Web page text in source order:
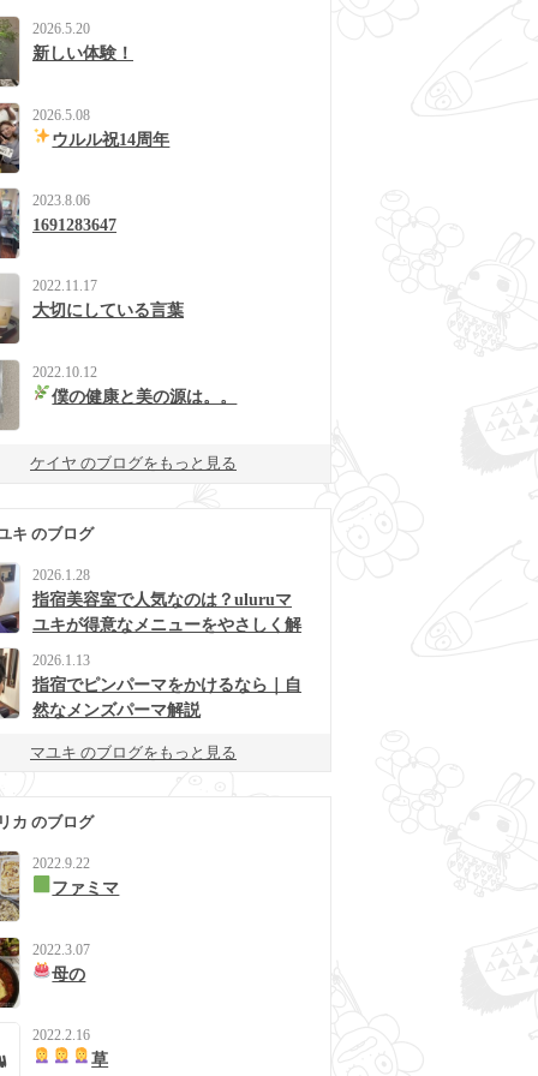
2026.5.20
新しい体験！
2026.5.08
ウルル祝14周年
2023.8.06
1691283647
2022.11.17
大切にしている言葉
2022.10.12
僕の健康と美の源は。。
ケイヤ のブログをもっと見る
キ のブログ
2026.1.28
指宿美容室で人気なのは？uluruマ
ユキが得意なメニューをやさしく解
2026.1.13
指宿でピンパーマをかけるなら｜自
然なメンズパーマ解説
マユキ のブログをもっと見る
カ のブログ
2022.9.22
ファミマ
2022.3.07
母の
2022.2.16
草